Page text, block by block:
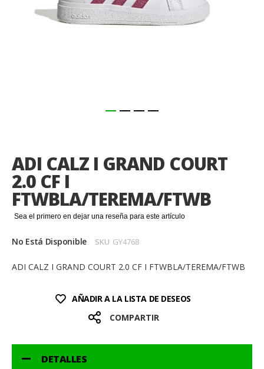
ADI CALZ I GRAND COURT
2.0 CF I
FTWBLA/TEREMA/FTWB
Sea el primero en dejar una reseña para este artículo
No Está Disponible SKU GY4768
ADI CALZ I GRAND COURT 2.0 CF I FTWBLA/TEREMA/FTWB
AÑADIR A LA LISTA DE DESEOS
COMPARTIR
de
la
galería
de
imágenes
DETALLES